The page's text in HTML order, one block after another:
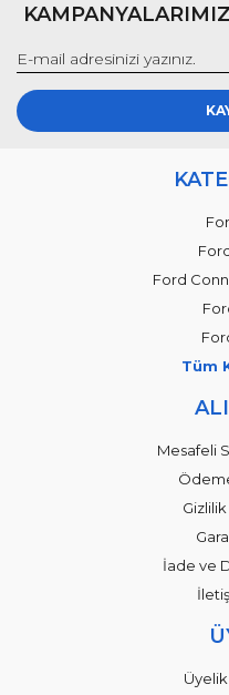
Ford
Tüm
Mesafeli
İade ve